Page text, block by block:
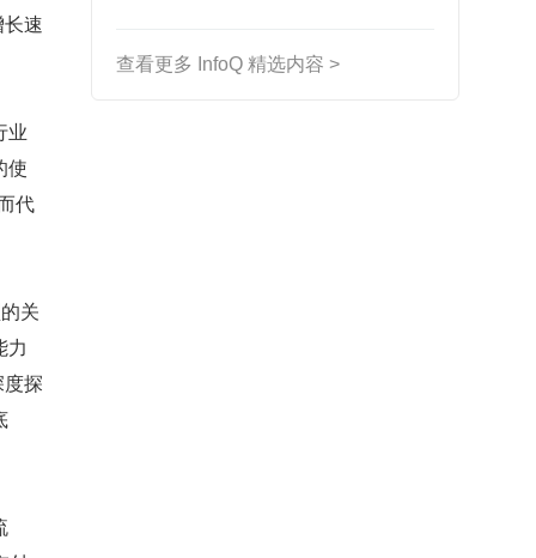
速
业
使
代
关
力
探
查看更多 InfoQ 精选内容 >